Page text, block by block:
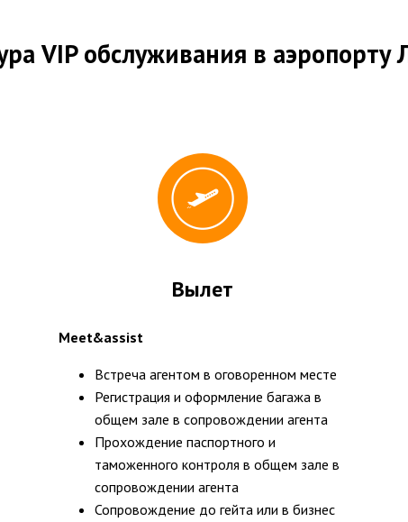
VIP обслуживания в аэропорту
Вылет
Meet&assist
Встреча агентом в оговоренном месте
Регистрация и оформление багажа в
общем зале в сопровождении агента
Прохождение паспортного и
таможенного контроля в общем зале в
сопровождении агента
Сопровождение до гейта или в бизнес